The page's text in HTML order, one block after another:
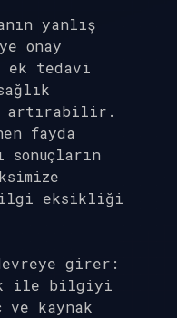
yanlış
onay
ek tedavi
artırabilir.
fayda
eksikliği
girer:
ile bilgiyi
ve kaynak